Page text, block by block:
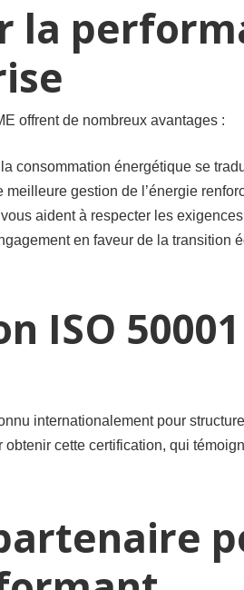
la
offrent de nombreux avantages :
consommation énergétique se
gestion de l’énergie
aident à respecter les
en faveur de la
ISO
internationalement pour
cette certification, qui